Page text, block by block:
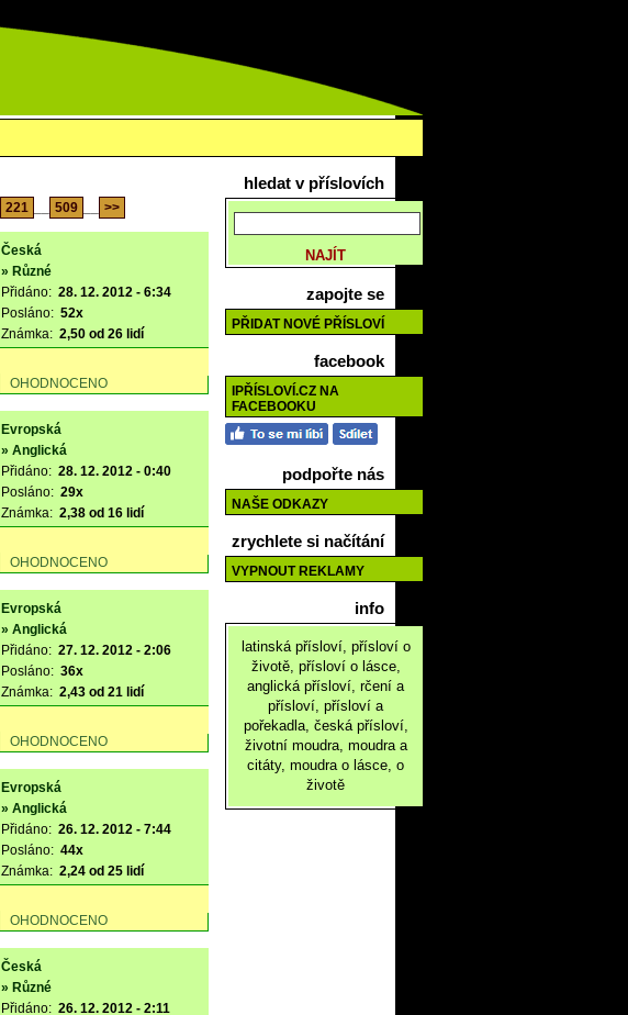
221 509 >>
Česká
» Různé
Přidáno: 28. 12. 2012 - 6:34
Posláno: 52x
Známka: 2,50 od 26 lidí
OHODNOCENO
Evropská
» Anglická
Přidáno: 28. 12. 2012 - 0:40
Posláno: 29x
Známka: 2,38 od 16 lidí
OHODNOCENO
Evropská
» Anglická
Přidáno: 27. 12. 2012 - 2:06
Posláno: 36x
Známka: 2,43 od 21 lidí
OHODNOCENO
Evropská
» Anglická
Přidáno: 26. 12. 2012 - 7:44
Posláno: 44x
Známka: 2,24 od 25 lidí
OHODNOCENO
Česká
» Různé
Přidáno: 26. 12. 2012 - 2:11
hledat v příslovích
zapojte se
PŘIDAT NOVÉ PŘÍSLOVÍ
facebook
IPŘÍSLOVÍ.CZ NA
FACEBOOKU
podpořte nás
NAŠE ODKAZY
zrychlete si načítání
VYPNOUT REKLAMY
info
latinská přísloví, přísloví o
životě, přísloví o lásce,
anglická přísloví, rčení a
přísloví, přísloví a
pořekadla, česká přísloví,
životní moudra, moudra a
citáty, moudra o lásce, o
životě